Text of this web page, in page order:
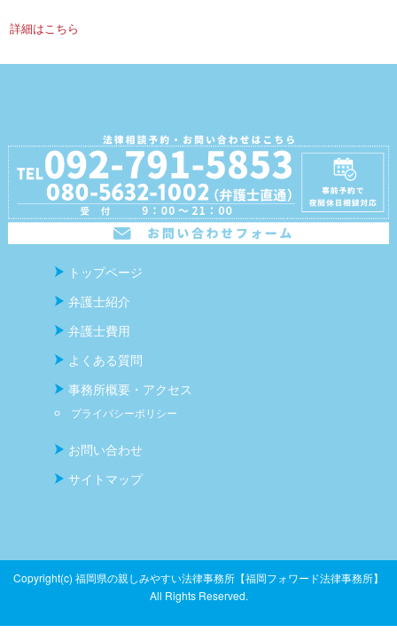
詳細はこちら
トップページ
弁護士紹介
弁護士費用
よくある質問
事務所概要・アクセス
プライバシーポリシー
お問い合わせ
サイトマップ
Copyright(c) 福岡県の親しみやすい法律事務所【福岡フォワード法律事務所】
All Rights Reserved.